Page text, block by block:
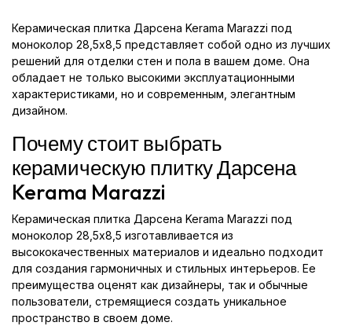
Керамическая плитка Дарсена Kerama Marazzi под
моноколор 28,5x8,5 представляет собой одно из лучших
решений для отделки стен и пола в вашем доме. Она
обладает не только высокими эксплуатационными
характеристиками, но и современным, элегантным
дизайном.
Почему стоит выбрать
керамическую плитку Дарсена
Kerama Marazzi
Керамическая плитка Дарсена Kerama Marazzi под
моноколор 28,5x8,5 изготавливается из
высококачественных материалов и идеально подходит
для создания гармоничных и стильных интерьеров. Ее
преимущества оценят как дизайнеры, так и обычные
пользователи, стремящиеся создать уникальное
пространство в своем доме.